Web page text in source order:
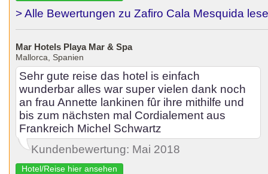
> Alle Bewertungen zu Zafiro Cala Mesquida
Mar Hotels Playa Mar & Spa
Mallorca, Spanien
Sehr gute reise das hotel is einfach
wunderbar alles war super vielen dank noch
an frau Annette lankinen fûr ihre mithilfe und
bis zum nächsten mal Cordialement aus
Frankreich Michel Schwartz
Kundenbewertung: Mai 2018
Hotel/Reise hier ansehen